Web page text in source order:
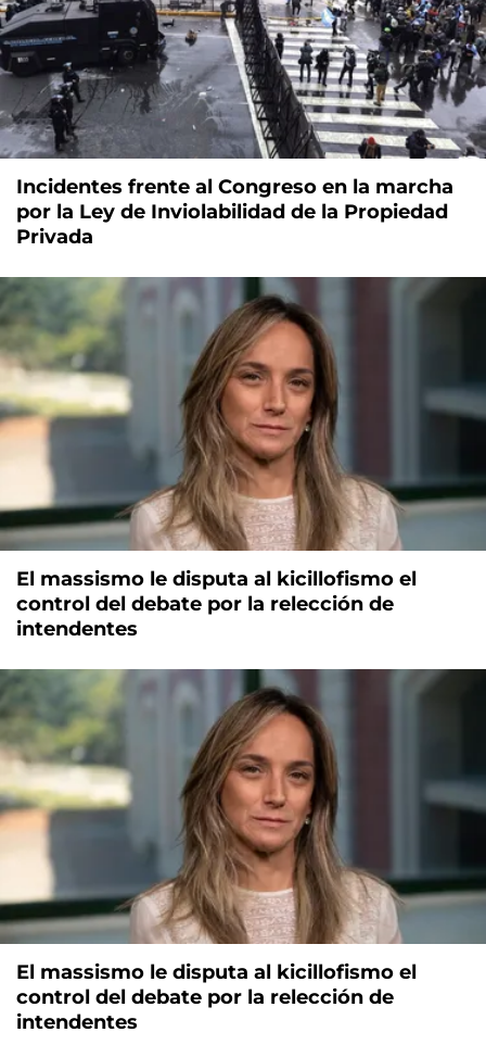
Incidentes frente al Congreso en la marcha
por la Ley de Inviolabilidad de la Propiedad
Privada
El massismo le disputa al kicillofismo el
control del debate por la relección de
intendentes
El massismo le disputa al kicillofismo el
control del debate por la relección de
intendentes